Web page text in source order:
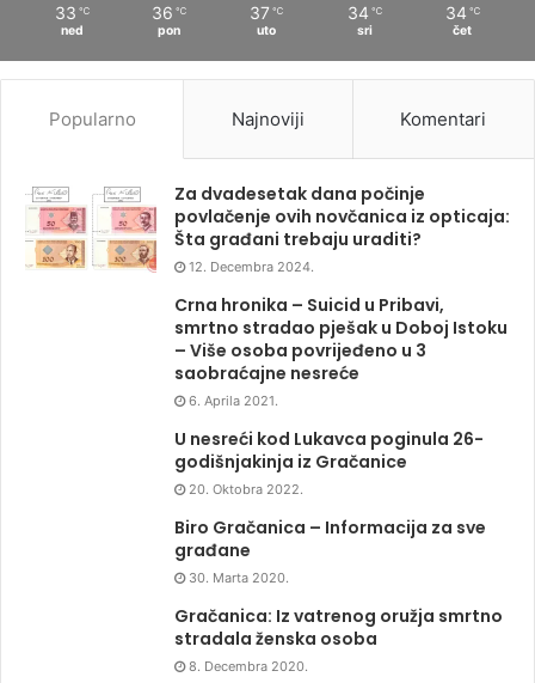
33 ℃
ned
36 ℃
pon
37 ℃
uto
34 ℃
sri
34 ℃
čet
Popularno Najnoviji Komentari
Za dvadesetak dana počinje
povlačenje ovih novčanica iz opticaja:
Šta građani trebaju uraditi?
12. Decembra 2024.
Crna hronika – Suicid u Pribavi,
smrtno stradao pješak u Doboj Istoku
– Više osoba povrijeđeno u 3
saobraćajne nesreće
6. Aprila 2021.
U nesreći kod Lukavca poginula 26-
godišnjakinja iz Gračanice
20. Oktobra 2022.
Biro Gračanica – Informacija za sve
građane
30. Marta 2020.
Gračanica: Iz vatrenog oružja smrtno
stradala ženska osoba
8. Decembra 2020.